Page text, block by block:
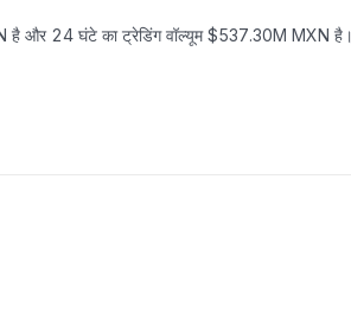
और 24 घंटे का ट्रेडिंग वॉल्यूम $537.30M MXN है।